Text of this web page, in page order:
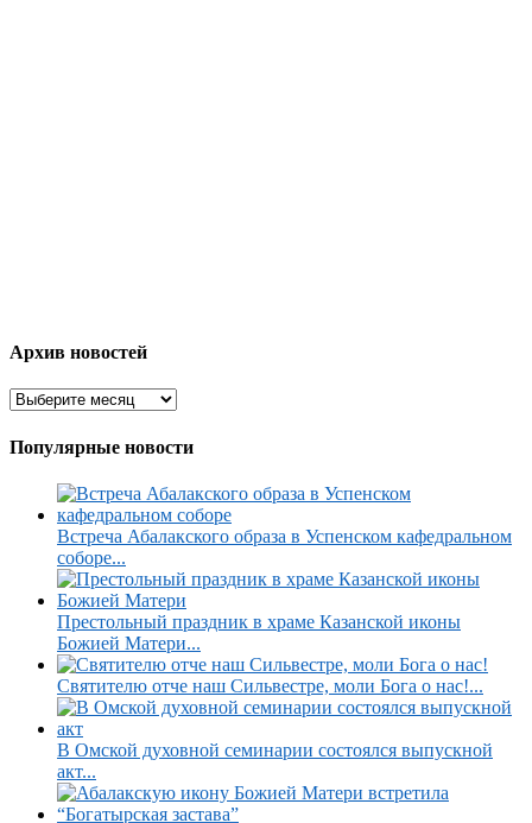
Архив новостей
Популярные новости
Встреча Абалакского образа в Успенском кафедральном
соборе...
Престольный праздник в храме Казанской иконы
Божией Матери...
Святителю отче наш Сильвестре, моли Бога о нас!...
В Омской духовной семинарии состоялся выпускной
акт...